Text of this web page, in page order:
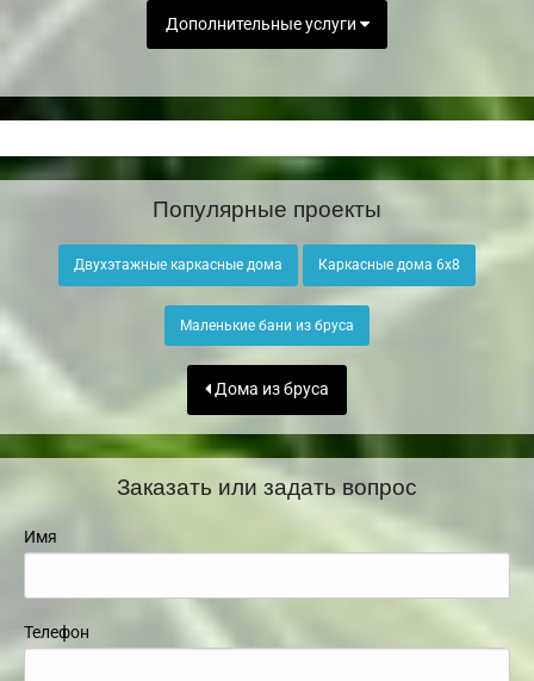
Дополнительные услуги
Популярные проекты
Двухэтажные каркасные дома Каркасные дома 6х8
Маленькие бани из бруса
Дома из бруса
Заказать или задать вопрос
Имя
Телефон